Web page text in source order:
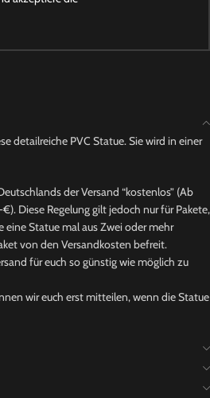
detailreiche PVC Statue. Sie wird in einer
der Versand “kostenlos” (Ab
Diese Regelung gilt jedoch nur für Pakete,
eine Statue mal aus Zwei oder mehr
von den Versandkosten befreit.
für euch so günstig wie möglich zu
wir euch erst mitteilen, wenn die Statue